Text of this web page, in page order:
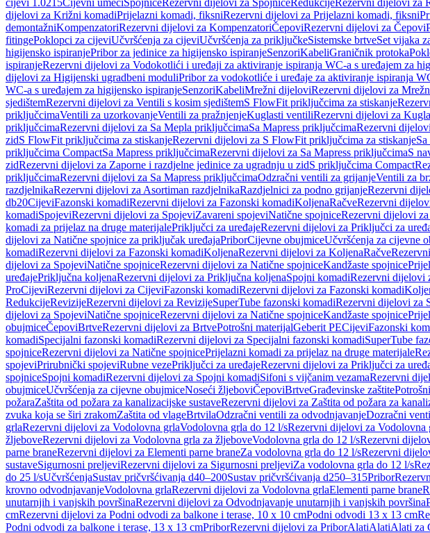
cijevi 1.0215Cijevni umeciSpojniceRezervni dijelovi za SpojniceRedukcijeRezervni dijelovi za
dijelovi za Križni komadiPrijelazni komadi, fiksniRezervni dijelovi za Prijelazni komadi, fiksni
demontažniKompenzatoriRezervni dijelovi za KompenzatoriČepoviRezervni dijelovi za Čepovi
fitingePoklopci za cijeviUčvršćenja za cijeviUčvršćenja za priključkeSistemske brtveSet vijaka
higijensko ispiranjePribor za jedinice za higijensko ispiranjeSenzoriKabeliGraničnik protoka
ispiranjeRezervni dijelovi za Vodokotlići i uređaji za aktiviranje ispiranja WC-a s uređajem za
dijelovi za Higijenski ugradbeni moduliPribor za vodokotliće i uređaje za aktiviranje ispiranja
WC-a s uređajem za higijensko ispiranjeSenzoriKabeliMrežni dijeloviRezervni dijelovi za
sjedištemRezervni dijelovi za Ventili s kosim sjedištemS FlowFit priključcima za stiskanje
priključcimaVentili za uzorkovanjeVentili za pražnjenjeKuglasti ventiliRezervni dijelovi za
priključcimaRezervni dijelovi za Sa Mepla priključcimaSa Mapress priključcimaRezervni
zidS FlowFit priključcima za stiskanjeRezervni dijelovi za S FlowFit priključcima za stiskanje
priključcima CompactSa Mapress priključcimaRezervni dijelovi za Sa Mapress priključcimaS
zidRezervni dijelovi za Zaporne i razdjelne jedinice za ugradnju u zidS priključcima Compact
priključcimaRezervni dijelovi za Sa Mapress priključcimaOdzračni ventili za grijanjeVentili za
razdjelnikaRezervni dijelovi za Asortiman razdjelnikaRazdjelnici za podno grijanjeRezervni
db20CijeviFazonski komadiRezervni dijelovi za Fazonski komadiKoljenaRačveRezervni
komadiSpojeviRezervni dijelovi za SpojeviZavareni spojeviNatične spojniceRezervni dijelovi
komadi za prijelaz na druge materijalePriključci za uređajeRezervni dijelovi za Priključci za
dijelovi za Natične spojnice za priključak uređajaPriborCijevne obujmiceUčvršćenja za cijevne
komadiRezervni dijelovi za Fazonski komadiKoljenaRezervni dijelovi za KoljenaRačve
dijelovi za SpojeviNatične spojniceRezervni dijelovi za Natične spojniceKandžaste spojnice
uređajePriključna koljenaRezervni dijelovi za Priključna koljenaSpojni komadiRezervni dijelovi
ProCijeviRezervni dijelovi za CijeviFazonski komadiRezervni dijelovi za Fazonski komadi
RedukcijeRevizijeRezervni dijelovi za RevizijeSuperTube fazonski komadiRezervni dijelovi za
dijelovi za SpojeviNatične spojniceRezervni dijelovi za Natične spojniceKandžaste spojnice
obujmiceČepoviBrtveRezervni dijelovi za BrtvePotrošni materijalGeberit PECijeviFazonski
komadiSpecijalni fazonski komadiRezervni dijelovi za Specijalni fazonski komadiSuperTube
spojniceRezervni dijelovi za Natične spojnicePrijelazni komadi za prijelaz na druge materijale
spojeviPrirubnički spojeviRubne vezePriključci za uređajeRezervni dijelovi za Priključci za
spojniceSpojni komadiRezervni dijelovi za Spojni komadiSifoni s vijčanim vezamaRezervni
obujmiceUčvršćenja za cijevne obujmiceNoseći žljeboviČepoviBrtveGrađevinske zaštite
požaraZaštita od požara za kanalizacijske sustaveRezervni dijelovi za Zaštita od požara za
zvuka koja se širi zrakomZaštita od vlageBrtvilaOdzračni ventili za odvodnjavanjeDozračni
grlaRezervni dijelovi za Vodolovna grlaVodolovna grla do 12 l/sRezervni dijelovi za Vodolovna
žljeboveRezervni dijelovi za Vodolovna grla za žljeboveVodolovna grla do 12 l/sRezervni
parne braneRezervni dijelovi za Elementi parne braneZa vodolovna grla do 12 l/sRezervni
sustaveSigurnosni preljeviRezervni dijelovi za Sigurnosni preljeviZa vodolovna grla do 12 l/s
do 25 l/sUčvršćenjaSustav pričvršćivanja d40–200Sustav pričvršćivanja d250–315Pribor
krovno odvodnjavanjeVodolovna grlaRezervni dijelovi za Vodolovna grlaElementi parne brane
unutarnjih i vanjskih površinaRezervni dijelovi za Odvodnjavanje unutarnjih i vanjskih površina
cmRezervni dijelovi za Podni odvodi za balkone i terase, 10 x 10 cmPodni odvodi 13 x 13 cm
Podni odvodi za balkone i terase, 13 x 13 cmPriborRezervni dijelovi za PriborAlatiAlatiAlati za